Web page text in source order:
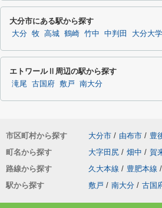
大分市にある駅から探す
大分 牧 高城 鶴崎 竹中 中判田 大分大
エトワールⅡ周辺の駅から探す
滝尾 古国府 敷戸 南大分
市区町村から探す 大分市 / 由布市 / 豊
町名から探す
大字田尻 / 畑中 / 賀
路線から探す
久大本線 / 豊肥本線 /
駅から探す
敷戸 / 南大分 / 古国